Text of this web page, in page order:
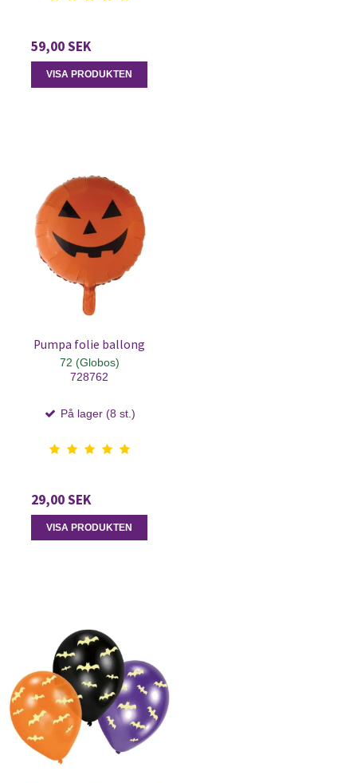
59,00 SEK
VISA PRODUKTEN
Pumpa folie ballong
72 (Globos)
728762
På lager (8 st.)
29,00 SEK
VISA PRODUKTEN